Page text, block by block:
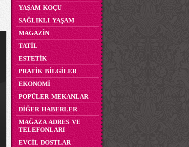
YAŞAM KOÇU
SAĞLIKLI YAŞAM
MAGAZİN
TATİL
ESTETİK
PRATİK BİLGİLER
EKONOMİ
POPÜLER MEKANLAR
DİĞER HABERLER
MAĞAZA ADRES VE
TELEFONLARI
EVCİL DOSTLAR